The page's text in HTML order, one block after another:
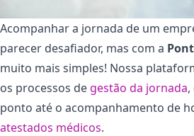
Acompanhar a jornada de um
parecer desafiador, mas com a
muito mais simples! Nossa
os processos de gestão da jornada
ponto até o acompanhamento de
atestados médicos.